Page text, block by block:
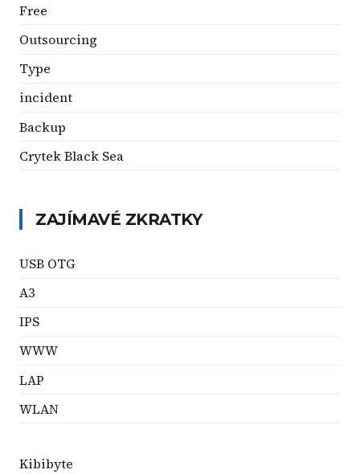
Free
Outsourcing
Type
incident
Backup
Crytek Black Sea
ZAJÍMAVÉ ZKRATKY
USB OTG
A3
IPS
WWW
LAP
WLAN
Kibibyte